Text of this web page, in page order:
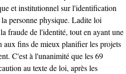
et institutionnel sur l'identification
personne physique. Ladite loi
fraude de l'identité, tout en ayant une
aux fins de mieux planifier les projets
C'est à l'unanimité que les 69
au texte de loi, après les